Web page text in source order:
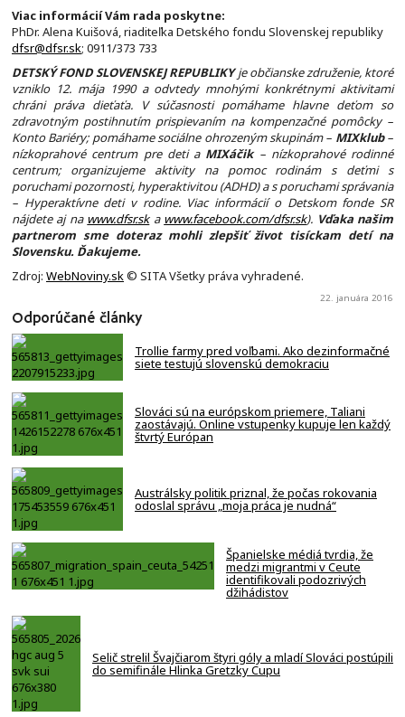
Viac informácií Vám rada poskytne:
PhDr. Alena Kuišová, riaditeľka Detského fondu Slovenskej republiky
dfsr@dfsr.sk; 0911/373 733
DETSKÝ FOND SLOVENSKEJ REPUBLIKYje občianske združenie, ktoré
vzniklo 12. mája 1990 a odvtedy mnohými konkrétnymi aktivitami
chráni práva dieťaťa. V súčasnosti pomáhame hlavne deťom so
zdravotným postihnutím prispievaním na kompenzačné pomôcky –
Konto Bariéry; pomáhame sociálne ohrozeným skupinám – MIXklub–
nízkoprahové centrum pre deti aMIXáčik – nízkoprahové rodinné
centrum; organizujeme aktivity na pomoc rodinám s deťmi s
poruchami pozornosti, hyperaktivitou (ADHD) a s poruchami správania
– Hyperaktívne deti v rodine. Viac informácií o Detskom fonde SR
nájdete aj na www.dfsr.ska www.facebook.com/dfsr.sk). Vďaka našim
partnerom sme doteraz mohli zlepšiť život tisíckam detí na
Slovensku. Ďakujeme.
Zdroj: WebNoviny.sk© SITA Všetky práva vyhradené.
22. januára 2016
Odporúčané články
Trollie farmy pred voľbami. Ako dezinformačné
siete testujú slovenskú demokraciu
Slováci sú na európskom priemere, Taliani
zaostávajú. Online vstupenky kupuje len každý
štvrtý Európan
Austrálsky politik priznal, že počas rokovania
odoslal správu „moja práca je nudná“
Španielske médiá tvrdia, že
medzi migrantmi v Ceute
identifikovali podozrivých
džihádistov
Selič strelil Švajčiarom štyri góly a mladí Slováci postúpili
do semifinále Hlinka Gretzky Cupu